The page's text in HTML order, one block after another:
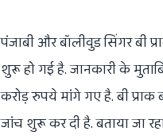
पंजाबी और बॉलीवुड सिंगर बी
शुरू हो गई है. जानकारी के
करोड़ रुपये मांगे गए है. बी
जांच शुरू कर दी है. बताया जा